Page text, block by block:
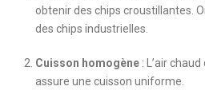
obtenir des chips croustillantes.
des chips industrielles.
Cuisson homogène: L’air
assure une cuisson uniforme.